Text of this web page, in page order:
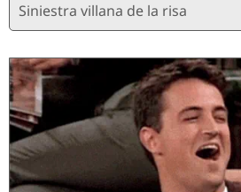
Siniestra villana de la risa